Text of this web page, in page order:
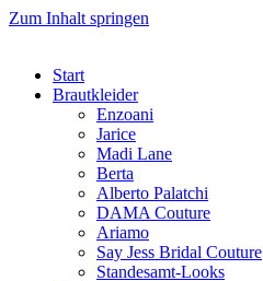
Zum Inhalt springen
Start
Brautkleider
Enzoani
Jarice
Madi Lane
Berta
Alberto Palatchi
DAMA Couture
Ariamo
Say Jess Bridal Couture
Standesamt-Looks